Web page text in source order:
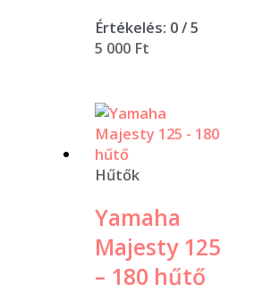
Értékelés: 0/ 5
5 000 Ft
Hűtők
Yamaha
Majesty 125
– 180 hűtő